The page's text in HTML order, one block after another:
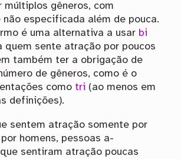
múltiplos gêneros, com
não especificada além de pouca.
é uma alternativa a usar bi
quem sente atração por poucos
também ter a obrigação de
de gêneros, como é o
como tri (ao menos em
definições).
sentem atração somente por
homens, pessoas a-
sentiram atração poucas